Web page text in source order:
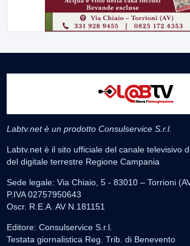
Labtv.net è un prodotto Consulservice S.r.l.
Labtv.net è il sito ufficiale del canale televisivo
del digitale terrestre Regione Campania
Sede legale: Via Chiaio, 5 - 83010 – Torrioni
P.IVA 02757950643
Oscr. R.E.A. AV N.181151
Editore: Consulservice S.r.l.
Testata giornalistica Reg. Trib. di Benevento